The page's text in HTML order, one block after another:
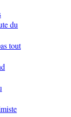
du
tout